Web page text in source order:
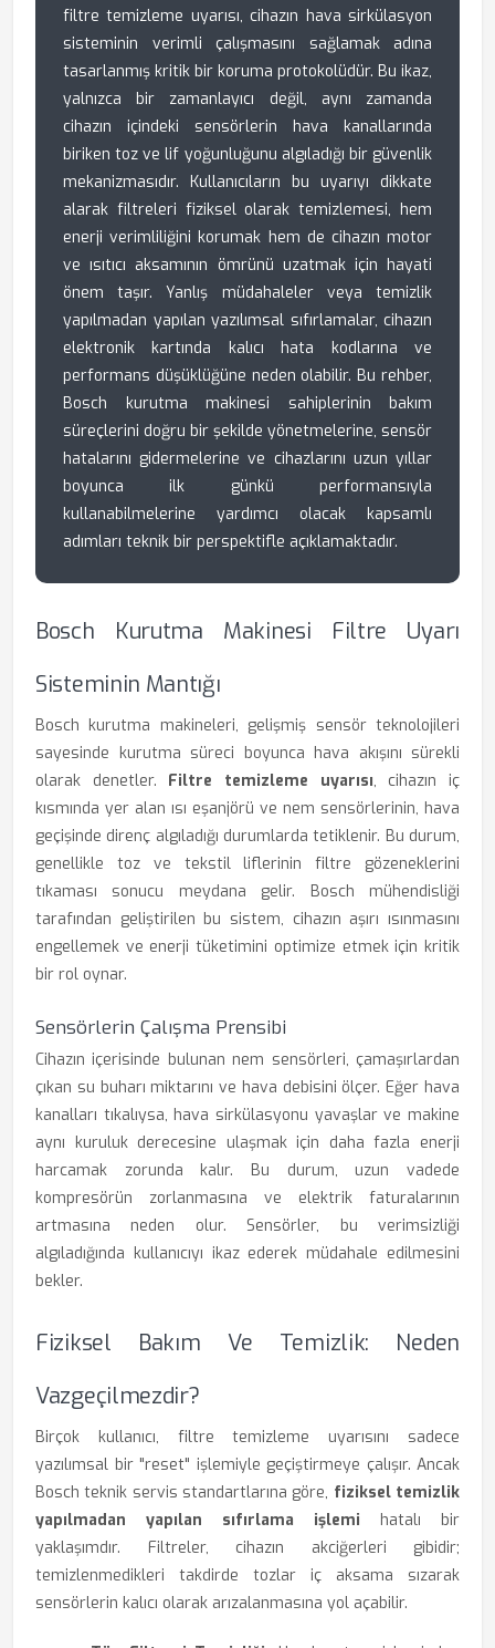
filtre temizleme uyarısı, cihazın hava sirkülasyon
sisteminin verimli çalışmasını sağlamak adına
tasarlanmış kritik bir koruma protokolüdür. Bu ikaz,
yalnızca bir zamanlayıcı değil, aynı zamanda
cihazın içindeki sensörlerin hava kanallarında
biriken toz ve lif yoğunluğunu algıladığı bir güvenlik
mekanizmasıdır. Kullanıcıların bu uyarıyı dikkate
alarak filtreleri fiziksel olarak temizlemesi, hem
enerji verimliliğini korumak hem de cihazın motor
ve ısıtıcı aksamının ömrünü uzatmak için hayati
önem taşır. Yanlış müdahaleler veya temizlik
yapılmadan yapılan yazılımsal sıfırlamalar, cihazın
elektronik kartında kalıcı hata kodlarına ve
performans düşüklüğüne neden olabilir. Bu rehber,
Bosch kurutma makinesi sahiplerinin bakım
süreçlerini doğru bir şekilde yönetmelerine, sensör
hatalarını gidermelerine ve cihazlarını uzun yıllar
boyunca ilk günkü performansıyla
kullanabilmelerine yardımcı olacak kapsamlı
adımları teknik bir perspektifle açıklamaktadır.
Bosch Kurutma Makinesi Filtre Uyarı
Sisteminin Mantığı
Bosch kurutma makineleri, gelişmiş sensör teknolojileri
sayesinde kurutma süreci boyunca hava akışını sürekli
olarak denetler. Filtre temizleme uyarısı, cihazın iç
kısmında yer alan ısı eşanjörü ve nem sensörlerinin, hava
geçişinde direnç algıladığı durumlarda tetiklenir. Bu durum,
genellikle toz ve tekstil liflerinin filtre gözeneklerini
tıkaması sonucu meydana gelir. Bosch mühendisliği
tarafından geliştirilen bu sistem, cihazın aşırı ısınmasını
engellemek ve enerji tüketimini optimize etmek için kritik
bir rol oynar.
Sensörlerin Çalışma Prensibi
Cihazın içerisinde bulunan nem sensörleri, çamaşırlardan
çıkan su buharı miktarını ve hava debisini ölçer. Eğer hava
kanalları tıkalıysa, hava sirkülasyonu yavaşlar ve makine
aynı kuruluk derecesine ulaşmak için daha fazla enerji
harcamak zorunda kalır. Bu durum, uzun vadede
kompresörün zorlanmasına ve elektrik faturalarının
artmasına neden olur. Sensörler, bu verimsizliği
algıladığında kullanıcıyı ikaz ederek müdahale edilmesini
bekler.
Fiziksel Bakım Ve Temizlik: Neden
Vazgeçilmezdir?
Birçok kullanıcı, filtre temizleme uyarısını sadece
yazılımsal bir "reset" işlemiyle geçiştirmeye çalışır. Ancak
Bosch teknik servis standartlarına göre, fiziksel temizlik
yapılmadan yapılan sıfırlama işlemi hatalı bir
yaklaşımdır. Filtreler, cihazın akciğerleri gibidir;
temizlenmedikleri takdirde tozlar iç aksama sızarak
sensörlerin kalıcı olarak arızalanmasına yol açabilir.